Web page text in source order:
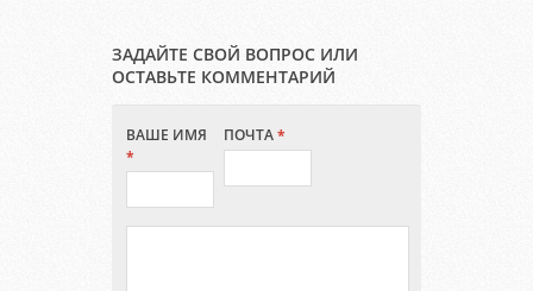
ЗАДАЙТЕ СВОЙ ВОПРОС ИЛИ
ОСТАВЬТЕ КОММЕНТАРИЙ
ВАШЕ ИМЯ
*
ПОЧТА*